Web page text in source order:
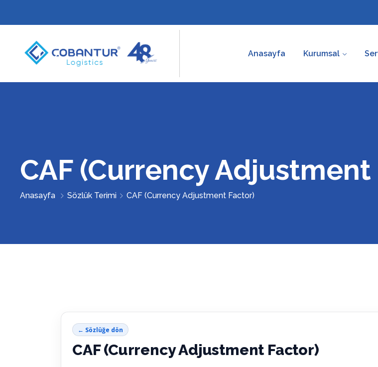
Anasayfa Kurumsal
CAF (Currency
Anasayfa Sözlük Terimi CAF (Currency Adjustment Factor)
← Sözlüğe dön
CAF (Currency Adjustment Factor)